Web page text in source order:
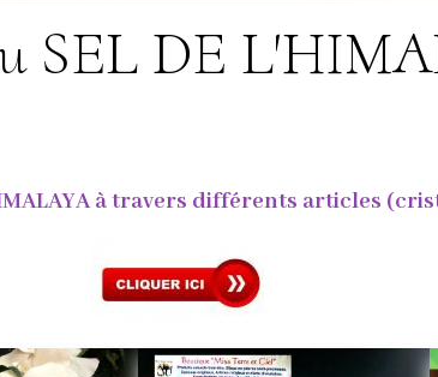
SEL DE
à travers différents articles